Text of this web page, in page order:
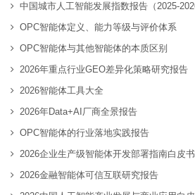
中国城市人工智能发展指数报告（2025-
OPC智能体定义、能力等级与评价体系
OPC智能体与其他智能体的本质区别
2026年重点行业GEO差异化策略研究报告
2026智能体工具大全
2026年Data+AI厂商全景报告
OPC智能体的行业落地实践报告
2026企业生产级智能体开发部署指南白皮书
2026金融智能体可信互联研究报告